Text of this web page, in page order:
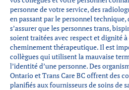
personne de votre service, des
en passant par le personnel
s’assurer que les personnes trans,
soient traitées avec respect et dignité
cheminement thérapeutique. Il est
collègues qui utilisent la mauvaise
l’identité d’une personne. Des
Ontario et Trans Care BC offrent des
planifiés aux fournisseurs de soins de